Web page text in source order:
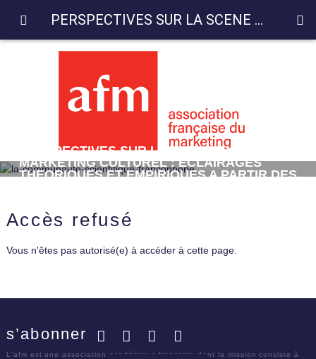
PERSPECTIVES SUR LA SCENE EN
MARKETING CULTUREL : ECLAIRAGES
THEORIQUES ET EMPIRIQUES A PARTIR DES
Accès refusé
Vous n'êtes pas autorisé(e) à accéder à cette page.
s’abonner
L'afm est une association académique française dont la mission consiste à
PERSPECTIVES SUR LA SCENE EN MARKETING CULTUREL : ECLAIRAGES THEORIQUES ET EMPIRIQUES A PARTIR DES SCENES MUSICALES in